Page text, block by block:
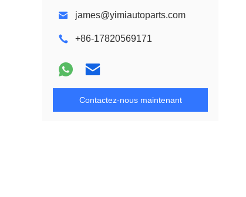
james@yimiautoparts.com
+86-17820569171
Contactez-nous maintenant